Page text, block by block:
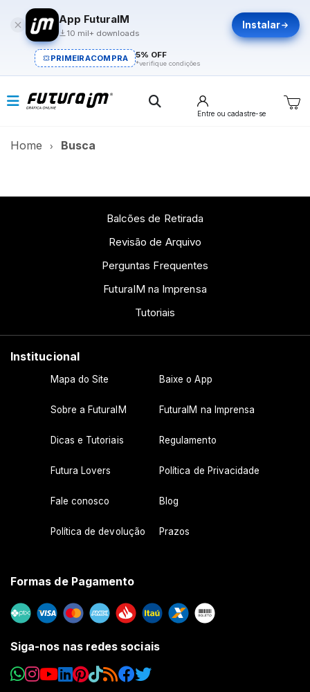
App FuturaIM
10 mil+ downloads
Instalar
PRIMEIRACOMPRA 5% OFF
*verifique condições
Entre ou cadastre-se
Home Busca
Balcões de Retirada
Revisão de Arquivo
Perguntas Frequentes
FuturaIM na Imprensa
Tutoriais
Institucional
Mapa do Site Baixe o App
Sobre a FuturaIM FuturaIM na Imprensa
Dicas e Tutoriais Regulamento
Futura Lovers Política de Privacidade
Fale conosco Blog
Política de devolução Prazos
Formas de Pagamento
Siga-nos nas redes sociais